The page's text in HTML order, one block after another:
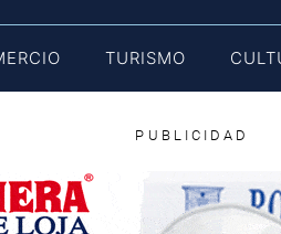
TURISMO
PUBLICIDAD